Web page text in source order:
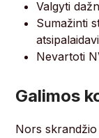
Valgyti
Sumažinti
Nevartoti
Galimos
Nors